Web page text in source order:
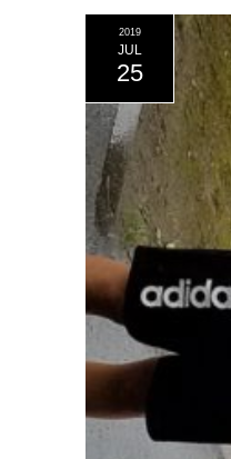
2019
JUL
25